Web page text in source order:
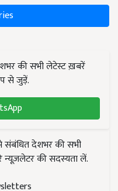
की सभी लेटेस्ट ख़बरें
से जुड़ें.
संबंधित देशभर की सभी
की सदस्यता लें.